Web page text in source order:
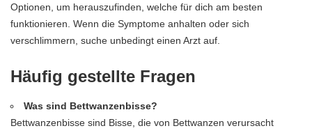
Optionen, um herauszufinden, welche für dich am besten
funktionieren. Wenn die Symptome anhalten oder sich
verschlimmern, suche unbedingt einen Arzt auf.
Häufig gestellte Fragen
Was sind Bettwanzenbisse?
Bettwanzenbisse sind Bisse, die von Bettwanzen verursacht